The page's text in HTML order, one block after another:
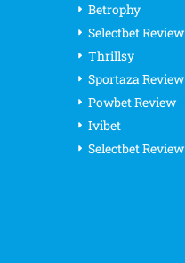
Betrophy
Selectbet Review
Thrillsy
Sportaza Review
Powbet Review
Ivibet
Selectbet Review